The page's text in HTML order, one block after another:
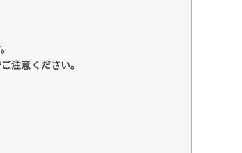
注意ください。